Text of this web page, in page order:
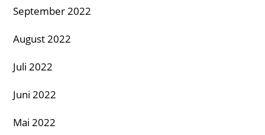
September 2022
August 2022
Juli 2022
Juni 2022
Mai 2022